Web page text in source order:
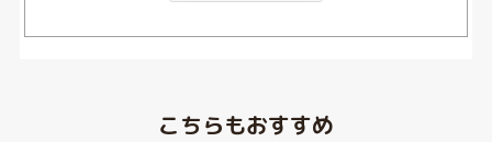
こちらもおすすめ